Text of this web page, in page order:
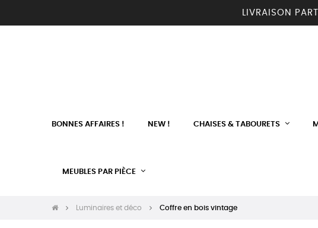
LIVRAISON
BONNES AFFAIRES ! NEW ! CHAISES & TABOURETS
MEUBLES PAR PIÈCE
Luminaires et déco Coffre en bois vintage